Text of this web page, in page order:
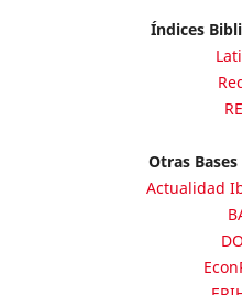
Índices
Otras
Actualidad